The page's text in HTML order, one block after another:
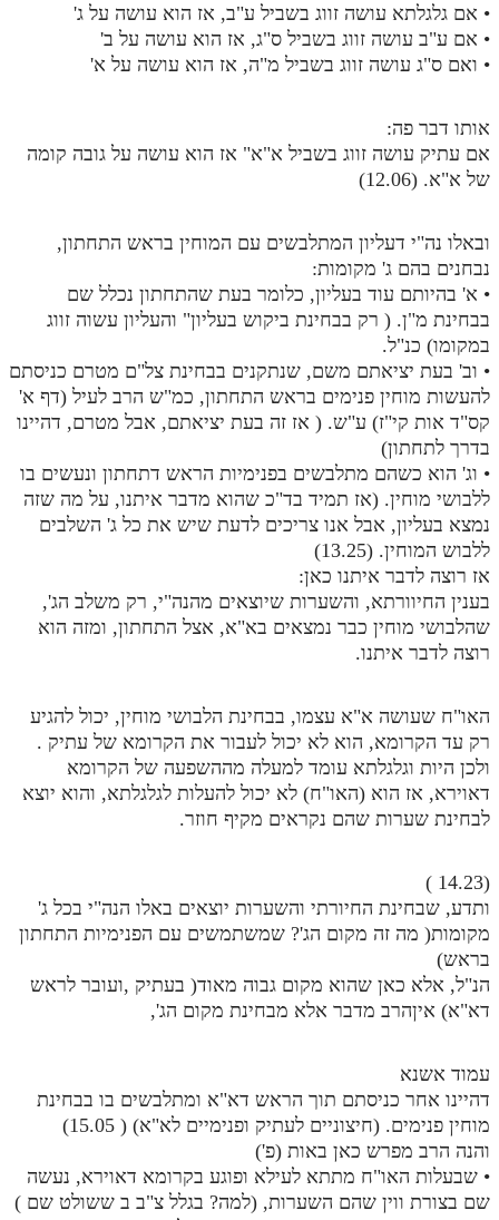
• אם גלגלתא עושה זווג בשביל ע"ב, אז הוא עושה על ג'
• אם ע"ב עושה זווג בשביל ס"ג, אז הוא עושה על ב'
• ואם ס"ג עושה זווג בשביל מ"ה, אז הוא עושה על א'
אותו דבר פה:
אם עתיק עושה זווג בשביל א"א" אז הוא עושה על גובה קומה
של א"א. (12.06)
ובאלו נה"י דעליון המתלבשים עם המוחין בראש התחתון,
נבחנים בהם ג' מקומות:
• א' בהיותם עוד בעליון, כלומר בעת שהתחתון נכלל שם
בבחינת מ"ן. ( רק בבחינת ביקוש בעליון" והעליון עשוה זווג
במקומו) כנ"ל.
• וב' בעת יציאתם משם, שנתקנים בבחינת צל"ם מטרם כניסתם
להעשות מוחין פנימים בראש התחתון, כמ"ש הרב לעיל (דף א'
קס"ד אות קי"ז) ע"ש. ( אז זה בעת יציאתם, אבל מטרם, דהיינו
בדרך לתחתון)
• וג' הוא כשהם מתלבשים בפנימיות הראש דתחתון ונעשים בו
ללבושי מוחין. (אז תמיד בד"כ שהוא מדבר איתנו, על מה שזה
נמצא בעליון, אבל אנו צריכים לדעת שיש את כל ג' השלבים
ללבוש המוחין. (13.25)
אז רוצה לדבר איתנו כאן:
בענין החיוורתא, והשערות שיוצאים מהנה"י, רק משלב הג',
שהלבושי מוחין כבר נמצאים בא"א, אצל התחתון, ומזה הוא
רוצה לדבר איתנו.
האו"ח שעושה א"א עצמו, בבחינת הלבושי מוחין, יכול להגיע
רק עד הקרומא, הוא לא יכול לעבור את הקרומא של עתיק .
ולכן היות וגלגלתא עומד למעלה מההשפעה של הקרומא
דאוירא, אז הוא (האו"ח) לא יכול להעלות לגלגלתא, והוא יוצא
לבחינת שערות שהם נקראים מקיף חוזר.
(14.23 )
ותדע, שבחינת החיורתי והשערות יוצאים באלו הנה"י בכל ג'
מקומות( מה זה מקום הג'? שמשתמשים עם הפנימיות התחתון
בראש)
הנ"ל, אלא כאן שהוא מקום גבוה מאוד( בעתיק ,ועובר לראש
דא"א) איןהרב מדבר אלא מבחינת מקום הג',
עמוד אשנא
דהיינו אחר כניסתם תוך הראש דא"א ומתלבשים בו בבחינת
מוחין פנימים. (חיצוניים לעתיק ופנימיים לא"א) ( 15.05)
והנה הרב מפרש כאן באות (פ')
• שבעלות האו"ח מתתא לעילא ופוגע בקרומא דאוירא, נעשה
שם בצורת ווין שהם השערות, (למה? בגלל צ"ב ב ששולט שם )